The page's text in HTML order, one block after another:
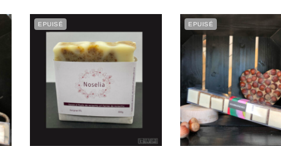
EPUISÉ EPUISÉ